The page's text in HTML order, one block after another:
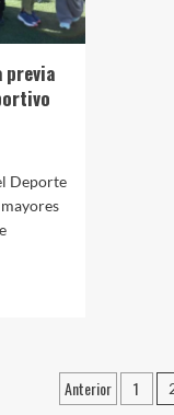
previa
Deporte
Anterior 1